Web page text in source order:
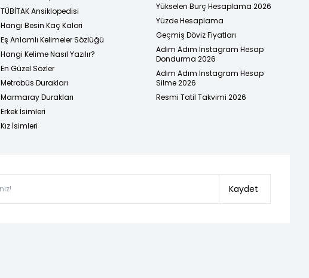
TÜBİTAK Ansiklopedisi
Hangi Besin Kaç Kalori
Eş Anlamlı Kelimeler Sözlüğü
Hangi Kelime Nasıl Yazılır?
En Güzel Sözler
Metrobüs Durakları
Marmaray Durakları
Erkek İsimleri
Kız İsimleri
Yükselen Burç Hesaplama 2026
Yüzde Hesaplama
Geçmiş Döviz Fiyatları
Adım Adım Instagram Hesap
Dondurma 2026
Adım Adım Instagram Hesap
Silme 2026
Resmi Tatil Takvimi 2026
Kaydet